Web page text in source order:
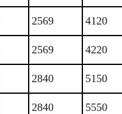
2569 4120
2569 4220
2840 5150
2840 5550